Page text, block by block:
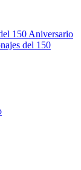
150 Aniversario
del 150